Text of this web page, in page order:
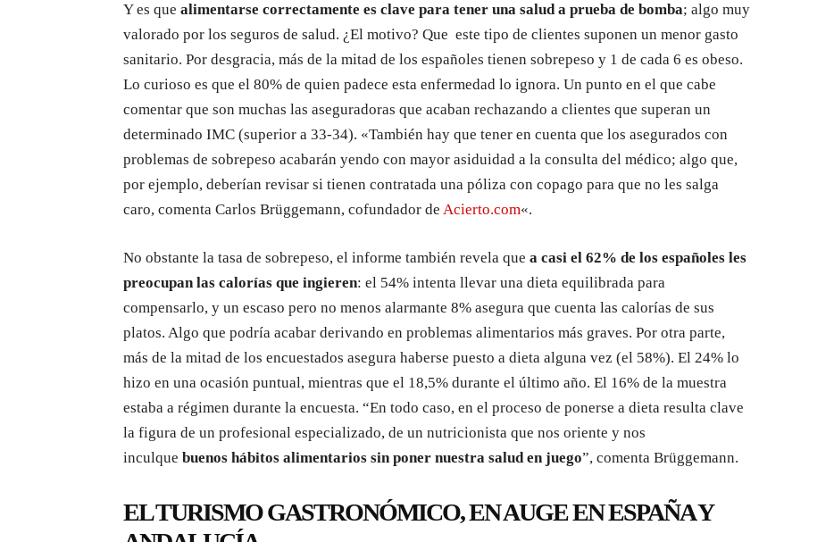
Y es que alimentarse correctamente es clave para tener una salud a prueba de bomba; algo muy
valorado por los seguros de salud. ¿El motivo? Que este tipo de clientes suponen un menor gasto
sanitario. Por desgracia, más de la mitad de los españoles tienen sobrepeso y 1 de cada 6 es obeso.
Lo curioso es que el 80% de quien padece esta enfermedad lo ignora. Un punto en el que cabe
comentar que son muchas las aseguradoras que acaban rechazando a clientes que superan un
determinado IMC (superior a 33-34). «También hay que tener en cuenta que los asegurados con
problemas de sobrepeso acabarán yendo con mayor asiduidad a la consulta del médico; algo que,
por ejemplo, deberían revisar si tienen contratada una póliza con copago para que no les salga
caro, comenta Carlos Brüggemann, cofundador de Acierto.com«.
No obstante la tasa de sobrepeso, el informe también revela que a casi el 62% de los españoles les
preocupan las calorías que ingieren: el 54% intenta llevar una dieta equilibrada para
compensarlo, y un escaso pero no menos alarmante 8% asegura que cuenta las calorías de sus
platos. Algo que podría acabar derivando en problemas alimentarios más graves. Por otra parte,
más de la mitad de los encuestados asegura haberse puesto a dieta alguna vez (el 58%). El 24% lo
hizo en una ocasión puntual, mientras que el 18,5% durante el último año. El 16% de la muestra
estaba a régimen durante la encuesta. “En todo caso, en el proceso de ponerse a dieta resulta clave
la figura de un profesional especializado, de un nutricionista que nos oriente y nos
inculque buenos hábitos alimentarios sin poner nuestra salud en juego”, comenta Brüggemann.
EL TURISMO GASTRONÓMICO, EN AUGE EN ESPAÑA Y